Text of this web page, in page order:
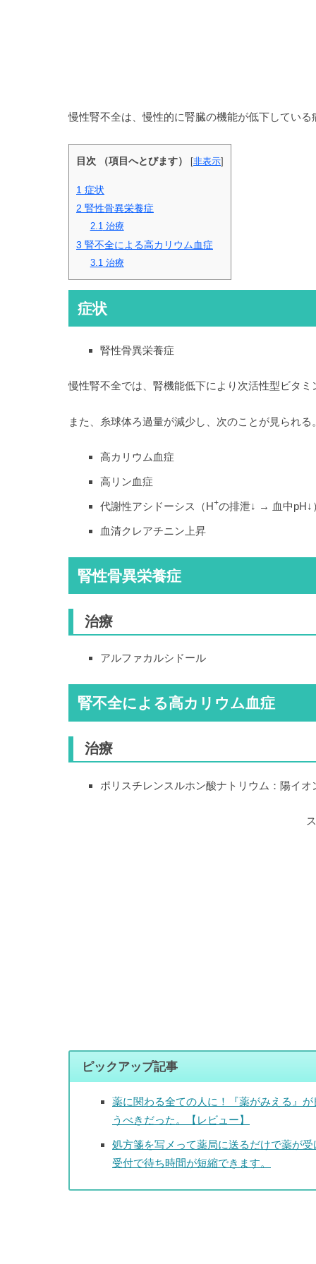
慢性腎不全は、慢性的に腎臓の機能が低下している
目次 （項目へとびます） [非表示]
1 症状
2 腎性骨異栄養症
2.1治療
3 腎不全による高カリウム血症
3.1治療
症状
腎性骨異栄養症
慢性腎不全では、腎機能低下により次活性型ビタミ
また、糸球体ろ過量が減少し、次のことが見られる。
高カリウム血症
高リン血症
代謝性アシドーシス（H+の排泄↓ → 血中pH↓
血清クレアチニン上昇
腎性骨異栄養症
治療
アルファカルシドール
腎不全による高カリウム血症
治療
ポリスチレンスルホン酸ナトリウム：陽イオ
ピックアップ記事
薬に関わる全ての人に！『薬がみえる』
うべきだった。【レビュー】
処方箋を写メって薬局に送るだけで薬が
受付で待ち時間が短縮できます。